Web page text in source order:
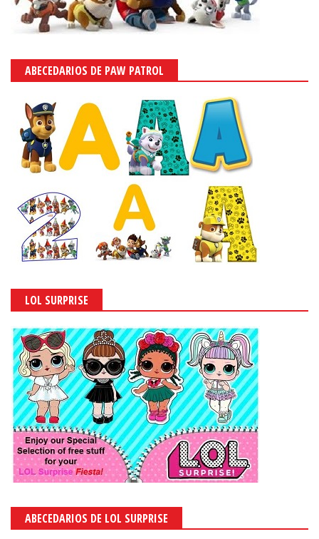
ABECEDARIOS DE PAW PATROL
LOL SURPRISE
ABECEDARIOS DE LOL SURPRISE